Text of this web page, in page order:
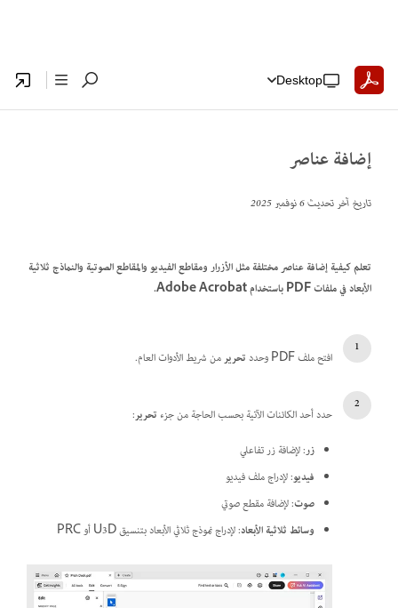
Desktop
إضافة عناصر
تاريخ آخر تحديث6 نوفمبر 2025
تعلم كيفية إضافة عناصر مختلفة مثل الأزرار ومقاطع الفيديو والمقاطع الصوتية والنماذج ثلاثية
الأبعاد في ملفات PDF باستخدام Adobe Acrobat.
افتح ملف PDF وحدد تحريرمن شريط الأدوات العام.
حدد أحد الكائنات الآتية بحسب الحاجة من جزء تحرير:
زر: لإضافة زر تفاعلي
فيديو: لإدراج ملف فيديو
صوت: لإضافة مقطع صوتي
وسائط ثلاثية الأبعاد: لإدراج نموذج ثلاثي الأبعاد بتنسيق U3D أو PRC